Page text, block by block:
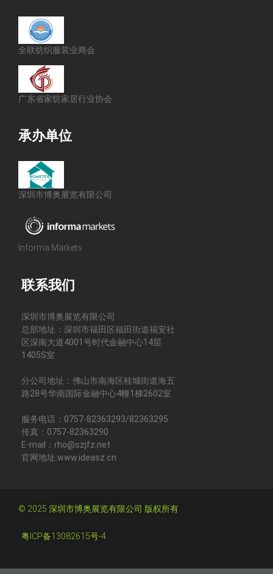
全联纺织服装业商会
广东省家纺家居行业协会
承办单位
深圳市博奥展览有限公司
Informa Markets
联系我们
深圳市博奥展览有限公司
总部地址：深圳市福田区福田街道福安社
区深南大道4001号时代金融中心14层
1405S室
分公司地址：佛山市南海区桂城街道海五
路28号华南国际金融中心4幢1梯2602室
服务电话：0757-82363293/82363295
传真：0757-82363290
E-mail：rho@szjfz.net
官网地址:www.ideasz.cn
© 2025 深圳市博奥展览有限公司 版权所有
粤ICP备13082615号-4